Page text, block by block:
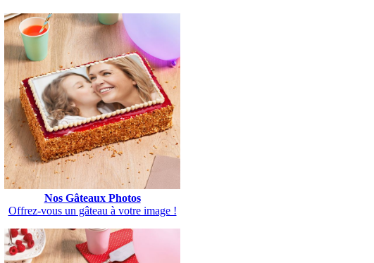
Nos Gâteaux Photos
Offrez-vous un gâteau à votre image !